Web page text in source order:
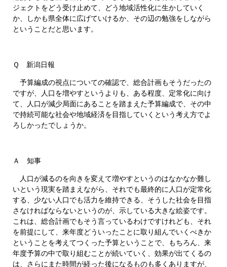
ジェクトをどう受け止めて、どう地域活性化に生かしていく
か、しかも県全体に広げていけるか、その辺の勉強をしながら
ということだと思います。
Ｑ 新潟日報
予算編成の視点についての確認で、総合計画もそうだったの
ですが、人口を増やすというよりも、ある程度、定常化に向け
て、人口が減少局面にあることを踏まえた予算編成で、その中
で持続可能な社会や地域経済を目指していくという考え方でよ
ろしかったでしょうか。
Ａ 知事
人口が減るのを向きを変えて増やすというのはなかなか難し
いという現実を踏まえながら、それでも最終的に人口が定常化
する、少ない人口でも活力を維持できる、そうした社会を目指
さなければならないというのが、示している大きな絵姿です。
これは、総合計画でもそう言っているわけですけれども、それ
を前提にして、来年度どういったことに取り組んでいくべきか
ということを考えてつくった予算ということで、もちろん、来
年度予算の中で取り組むことが続いていく、効果が出てくるの
は、さらにまた時間が経った後になるものも多くありますが、